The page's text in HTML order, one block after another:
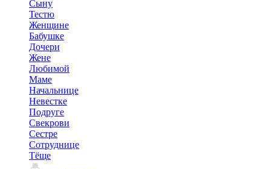
Сыну
Тестю
Женщине
Бабушке
Дочери
Жене
Любимой
Маме
Начальнице
Невестке
Подруге
Свекрови
Сестре
Сотруднице
Тёще